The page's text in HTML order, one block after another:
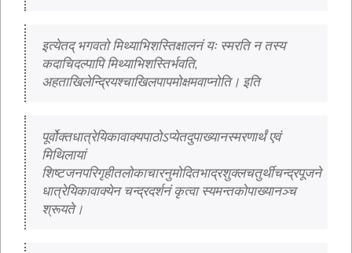
इत्येतद् भगवतो मिथ्याभिशस्तिक्षालनं यः स्मरति न तस्य
कदाचिदल्पापि मिथ्याभिशस्तिर्भवति,
अहताखिलेन्द्रियश्चाखिलपापमोक्षमवाप्नोति। इति
पूर्वोक्तधात्रेयिकावाक्यपाठोऽप्येतदुपाख्यानस्मरणार्थं एवं
मिथिलायां
शिष्टजनपरिगृहीतलोकाचारनुमोदितभाद्रशुक्लचतुर्थीचन्द्रपूजने
धात्रेयिकावाक्येन चन्द्रदर्शनं कृत्वा स्यमन्तकोपाख्यानञ्च
श्रूयते।